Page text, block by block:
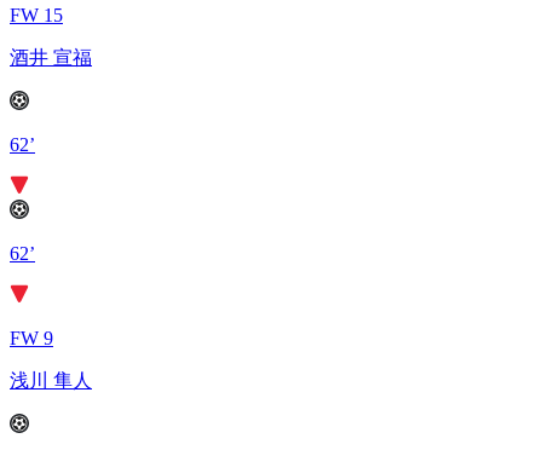
FW 15
酒井 宣福
62’
62’
FW 9
浅川 隼人